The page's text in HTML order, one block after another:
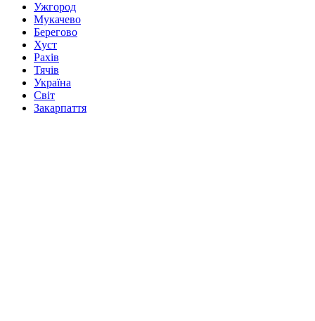
Ужгород
Мукачево
Берегово
Хуст
Рахів
Тячів
Україна
Світ
Закарпаття